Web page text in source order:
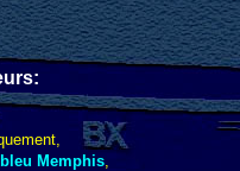
:
bleu Memphis,